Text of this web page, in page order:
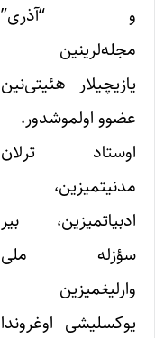
و “آذری”
مجله‌لرینین
یازیچیلار هئیتی‌نین
عضوو اولموشدور.
اوستاد ترلان
مدنیتمیزین،
ادبیاتمیزین، بیر
سؤزله ملی
وارلیغمیزین
یوکسلیشی اوغروندا